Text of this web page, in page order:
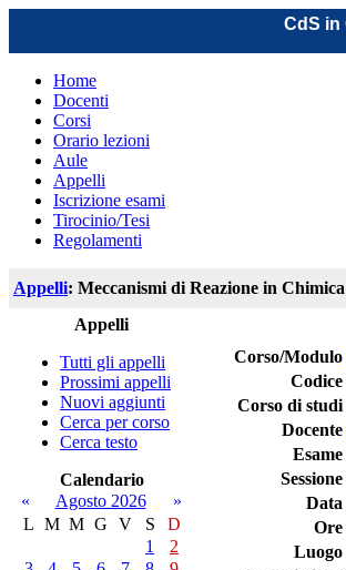
CdS in
Home
Docenti
Corsi
Orario lezioni
Aule
Appelli
Iscrizione esami
Tirocinio/Tesi
Regolamenti
Appelli: Meccanismi di Reazione in
Appelli
Tutti gli appelli
Prossimi appelli
Nuovi aggiunti
Cerca per corso
Cerca testo
Calendario
«
Agosto 2026
»
L M M G V S
D
1
2
Corso/Modulo
Codice
Corso di studi
Docente
Esame
Sessione
Data
Ore
Luogo